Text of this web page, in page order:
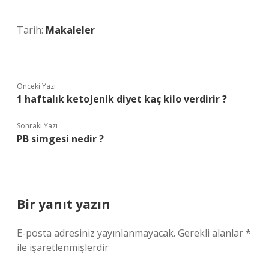
Tarih: Makaleler
Önceki Yazı
1 haftalık ketojenik diyet kaç kilo verdirir ?
Sonraki Yazı
PB simgesi nedir ?
Bir yanıt yazın
E-posta adresiniz yayınlanmayacak. Gerekli alanlar*
ile işaretlenmişlerdir